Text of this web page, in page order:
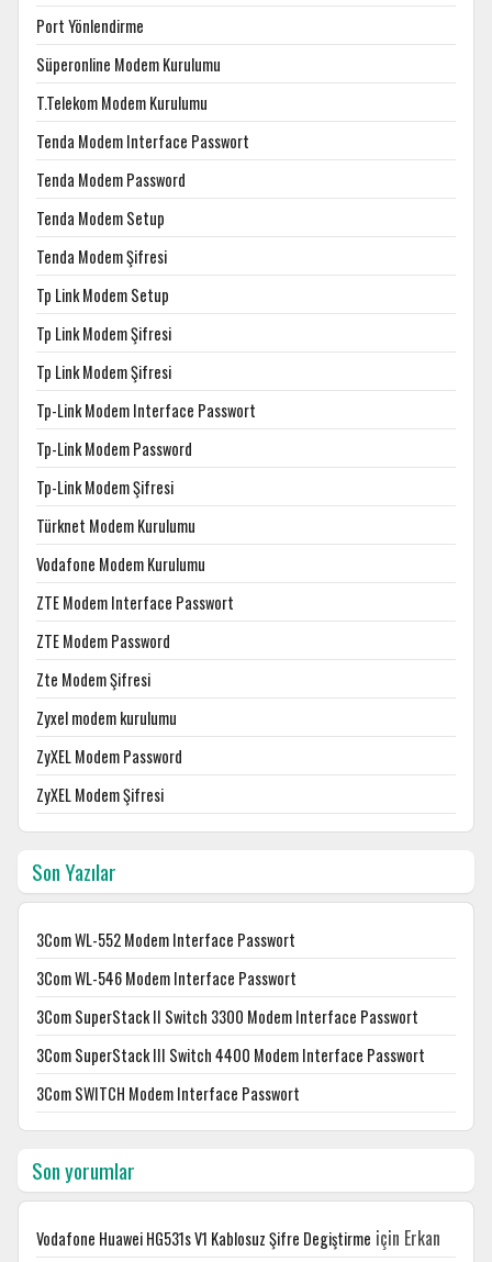
Port Yönlendirme
Süperonline Modem Kurulumu
T.Telekom Modem Kurulumu
Tenda Modem Interface Passwort
Tenda Modem Password
Tenda Modem Setup
Tenda Modem Şifresi
Tp Link Modem Setup
Tp Link Modem Şifresi
Tp Link Modem Şifresi
Tp-Link Modem Interface Passwort
Tp-Link Modem Password
Tp-Link Modem Şifresi
Türknet Modem Kurulumu
Vodafone Modem Kurulumu
ZTE Modem Interface Passwort
ZTE Modem Password
Zte Modem Şifresi
Zyxel modem kurulumu
ZyXEL Modem Password
ZyXEL Modem Şifresi
Son Yazılar
3Com WL-552 Modem Interface Passwort
3Com WL-546 Modem Interface Passwort
3Com SuperStack II Switch 3300 Modem Interface Passwort
3Com SuperStack III Switch 4400 Modem Interface Passwort
3Com SWITCH Modem Interface Passwort
Son yorumlar
Vodafone Huawei HG531s V1 Kablosuz Şifre Degiştirme için Erkan